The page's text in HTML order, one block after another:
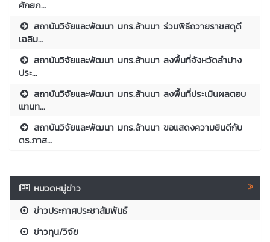
ศักยภ...
สถาบันวิจัยและพัฒนา มทร.ล้านนา ร่วมพิธีถวายราชสดุดี
เฉลิม...
สถาบันวิจัยและพัฒนา มทร.ล้านนา ลงพื้นที่จังหวัดลำปาง
ประ...
สถาบันวิจัยและพัฒนา มทร.ล้านนา ลงพื้นที่ประเมินผลตอบ
แทนท...
สถาบันวิจัยและพัฒนา มทร.ล้านนา ขอแสดงความยินดีกับ
ดร.ภาส...
หมวดหมู่ข่าว
ข่าวประกาศประชาสัมพันธ์
ข่าวทุน/วิจัย